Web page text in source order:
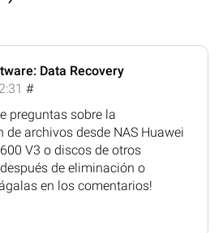
Data Recovery
#
preguntas sobre la
de archivos desde NAS Huawei
V3 o discos de otros
de eliminación o
en los comentarios!